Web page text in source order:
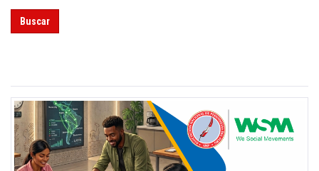
Buscar